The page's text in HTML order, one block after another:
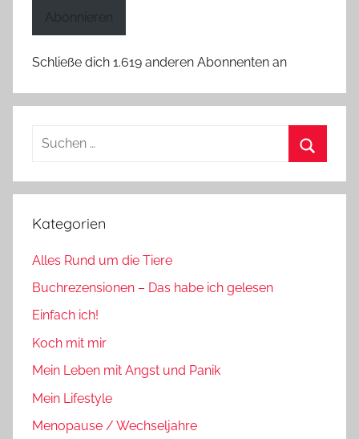
Abonnieren
Schließe dich 1.619 anderen Abonnenten an
Suchen
Kategorien
Alles Rund um die Tiere
Buchrezensionen – Das habe ich gelesen
Einfach ich!
Koch mit mir
Mein Leben mit Angst und Panik
Mein Lifestyle
Menopause / Wechseljahre